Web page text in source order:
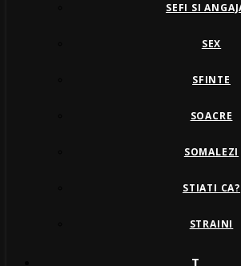
SEFI SI
SEX
SFINTE
SOACRE
SOMALEZI
STIATI CA?
STRAINI
T